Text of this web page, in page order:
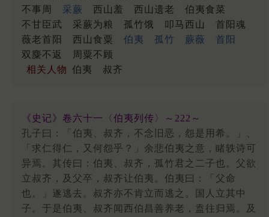
不事周
采蕨 西山羞 西山遗老
伯夷食菜
不甘臣武
采蕨为粮 孤竹饿 叩马西山
首阳魂
薇老首阳
西山食粟 伯夷 孤竹 蕨薇
首阳
双麋不返
周粟不顾
相关人物 伯夷 叔齐
《史记》卷六十一〈伯夷列传〉～222～
孔子曰：「伯夷、叔齐，不念旧恶，怨是用希。」、
「求仁得仁，又何怨乎？」余悲伯夷之意，睹轶诗可
异焉。其传曰：伯夷、叔齐，孤竹君之二子也。父欲
立叔齐，及父卒，叔齐让伯夷。伯夷曰：「父命
也。」遂逃去。叔齐亦不肯立而逃之。国人立其中
子。于是伯夷、叔齐闻西伯昌善养老，盍往归焉。及